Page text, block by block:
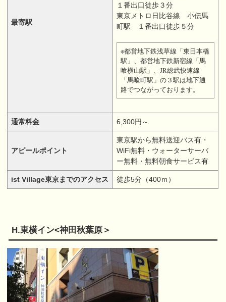
最寄駅
１番出口徒歩３分
東京メトロ日比谷線 小伝馬
町駅 １番出口徒歩５分
※都営地下鉄浅草線「東日本橋
駅」、都営地下鉄新宿線「馬
喰横山駅」、JR総武快速線
「馬喰町駅」の３駅は地下通
路でつながっております。
通常料金 6,300円～
アピールポイント
東京駅から無料送迎バス有・
WiFi無料・ウォーターサーバ
ー無料・無料朝食サービス有
ist Village東京までのアクセス 徒歩5分（400ｍ）
H.東横イン<神田秋葉原＞